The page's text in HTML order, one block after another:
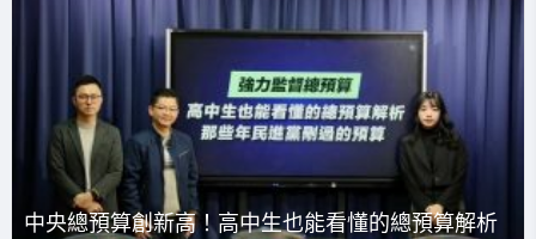
中央總預算創新高！高中生也能看懂的總預算解析